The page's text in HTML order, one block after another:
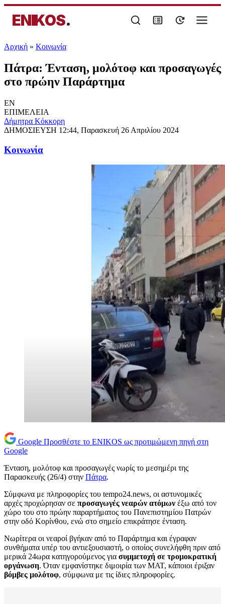
ENIKOS.
Αρχική » Κοινωνία
Πάτρα: Ένταση, μολότοφ και προσαγωγές
στο πρώην Παράρτημα
EN
ΕΠΙΜΕΛΕΙΑ
Δήμητρα Κόκκορη
ΔΗΜΟΣΙΕΥΣΗ 12:44, Παρασκευή 26 Απριλίου 2024
Κοινωνία
Google Προσθέστε το ENIKOS ως προτιμώμενη πηγή στη
Google
Ένταση, μολότοφ και προσαγωγές νωρίς το μεσημέρι της
Παρασκευής (26/4) στην Πάτρα.
Σύμφωνα με πληροφορίες του tempo24.news, οι αστυνομικές
αρχές προχώρησαν σε προσαγωγές νεαρών ατόμων έξω από τον
χώρο του στο πρώην παραρτήματος του Πανεπιστημίου Πατρών
στην οδό Κορίνθου, ενώ στο σημείο επικράτησε ένταση.
Νωρίτερα οι νεαροί βγήκαν από το Παράρτημα και έγραφαν
συνθήματα υπέρ του αντιεξουσιαστή, ο οποίος συνελήφθη πριν από
μερικά 24ωρα κατηγορούμενος για συμμετοχή σε τρομοκρατική
οργάνωση. Όταν εμφανίστηκε διμοιρία των ΜΑΤ, κάποιοι έριξαν
βόμβες μολότοφ, σύμφωνα με τις ίδιες πληροφορίες.